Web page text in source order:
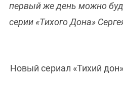
первый же день можно
серии «Тихого Дона»
Новый сериал «Тихий